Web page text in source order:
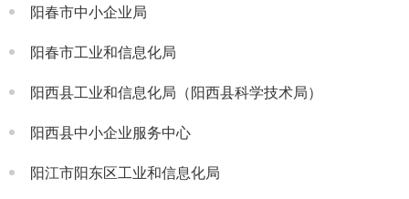
阳春市中小企业局
阳春市工业和信息化局
阳西县工业和信息化局（阳西县科学技术局）
阳西县中小企业服务中心
阳江市阳东区工业和信息化局